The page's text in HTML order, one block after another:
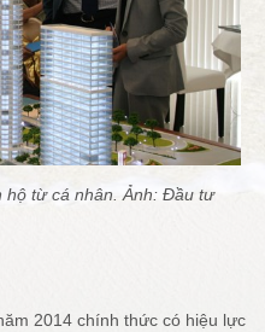
hộ từ cá nhân. Ảnh: Đầu tư
2014 chính thức có hiệu lực